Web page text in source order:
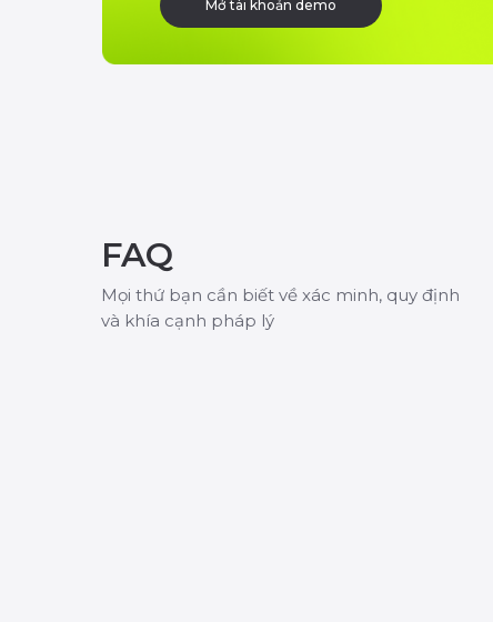
Mở tài khoản demo
FAQ
Mọi thứ bạn cần biết về xác minh, quy định
và khía cạnh pháp lý